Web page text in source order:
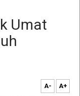
Umat
A- A+